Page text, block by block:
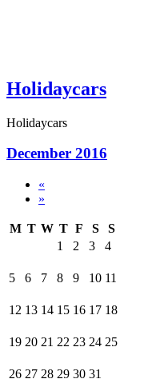
Holidaycars
Holidaycars
December 2016
«
»
M T W T F S
S
1
2 3 4
5 6 7 8 9 10 11
12 13 14 15 16 17 18
19 20 21 22 23 24 25
26 27 28 29 30 31